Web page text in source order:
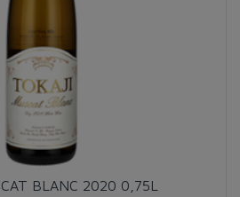
BLANC 2020 0,75L